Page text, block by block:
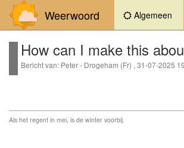
Weerwoord Algemeen
How can I make this
Bericht van: Peter - Drogeham (Fr) , 31-07-2025
Als het regent in mei, is de winter voorbij.